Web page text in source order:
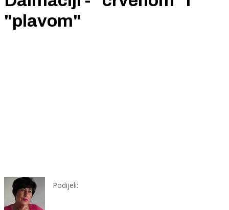
"plavom"
Podijeli: